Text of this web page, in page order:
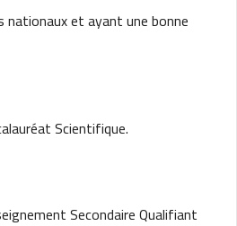
et ayant une bonne
Scientifique.
Secondaire Qualifiant